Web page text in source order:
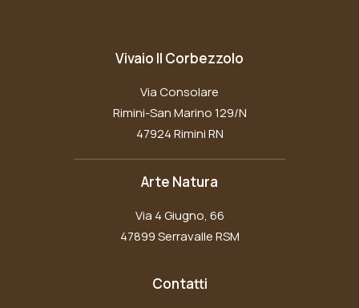
Vivaio Il Corbezzolo
Via Consolare
Rimini-San Marino 129/N
47924 Rimini RN
Arte Natura
Via 4 Giugno, 66
47899 Serravalle RSM
Contatti